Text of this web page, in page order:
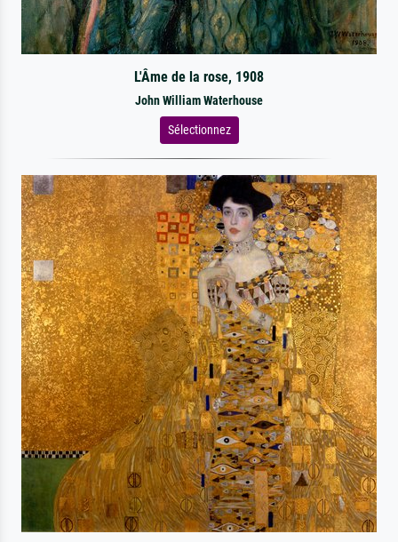
L'Âme de la rose, 1908
John William Waterhouse
Sélectionnez